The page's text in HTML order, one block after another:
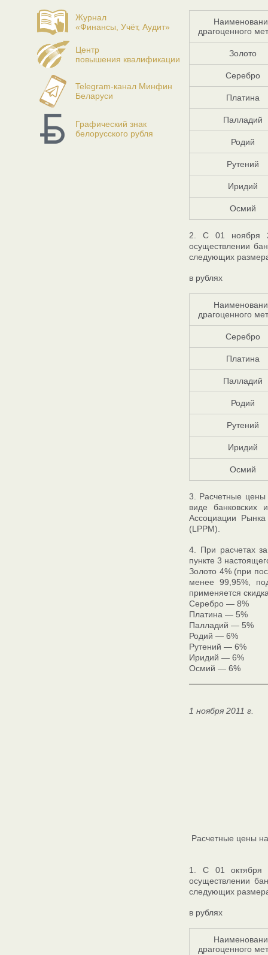
Журнал
«Финансы, Учёт, Аудит»
Центр
повышения квалификации
Telegram-канал Минфин
Беларуси
Графический знак
белорусского рубля
драгоценного
Золото
Серебро
Платина
Палладий
Родий
Рутений
Иридий
Осмий
2. С 01 ноября
осуществлении
следующих
в рублях
драгоценного
Серебро
Платина
Палладий
Родий
Рутений
Иридий
Осмий
3. Расчетные цены
виде банковских
Ассоциации
(LPPM).
4. При расчетах
пункте 3
Золото 4% (при
менее 99,95%,
применяется
Серебро — 8%
Платина — 5%
Палладий — 5%
Родий — 6%
Рутений — 6%
Иридий — 6%
Осмий — 6%
1 ноября 2011 г.
Расчетные цены
1. С 01 октября
осуществлении
следующих
в рублях
драгоценного